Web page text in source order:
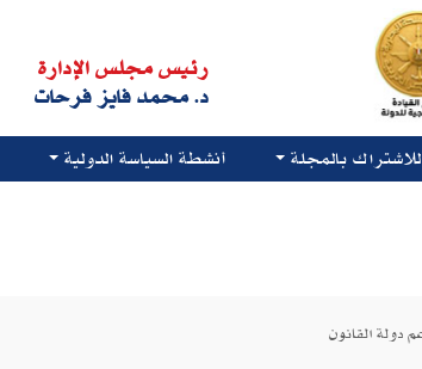
رئيس مجلس الإدارة
د. محمد فايز فرحات
للاشتراك بالمجلة أنشطة السياسة الدولية
دولة القانون